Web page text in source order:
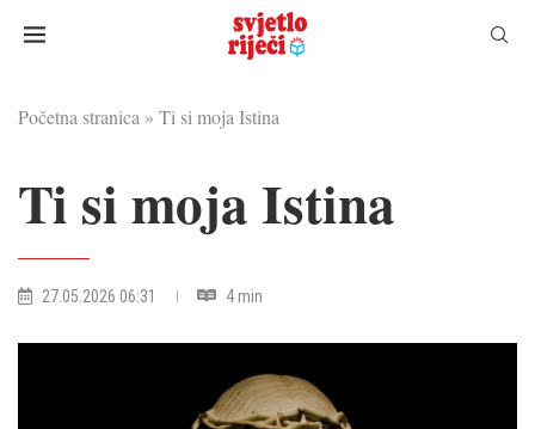
Početna stranica » Ti si moja Istina
Ti si moja Istina
27.05.2026 06:31 4 min